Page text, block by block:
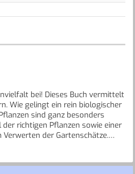
bei! Dieses Buch vermittelt
Wie gelingt ein rein biologischer
sind ganz besonders
richtigen Pflanzen sowie einer
der Gartenschätze.
Umwelt. Jedes Kapitel enthält
Umweltschutz. Nachhaltige